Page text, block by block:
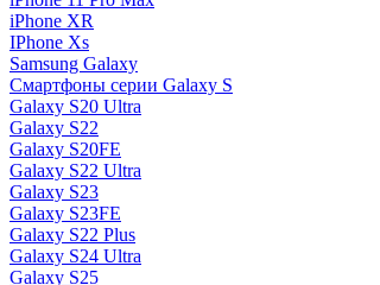
iPhone XR
IPhone Xs
Samsung Galaxy
Смартфоны серии Galaxy S
Galaxy S20 Ultra
Galaxy S22
Galaxy S20FE
Galaxy S22 Ultra
Galaxy S23
Galaxy S23FE
Galaxy S22 Plus
Galaxy S24 Ultra
Galaxy S25